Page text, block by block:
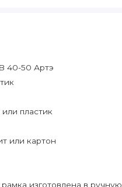
40-50 Артэ
пластик
или картон
изготовлена в ручную.